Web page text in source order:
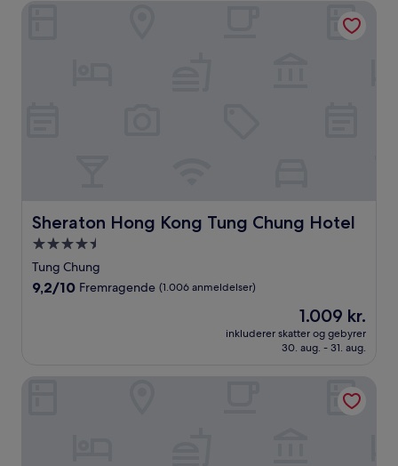
anmeldelser)
Sheraton Hong Kong Tung Chung Hotel
Sheraton Hong Kong Tung Chung Hotel
4.5-
stjernet
overnatningssted
Tung Chung
9.2
anmeldelser)
9,2/10 Fremragende (1.006 anmeldelser)
Prisen
er
1.009 kr.
1.009 kr.
inkluderer skatter og gebyrer
30. aug. - 31. aug.